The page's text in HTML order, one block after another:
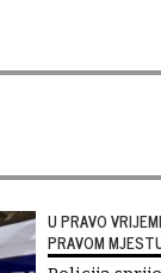
U PRAVO
PRAVOM